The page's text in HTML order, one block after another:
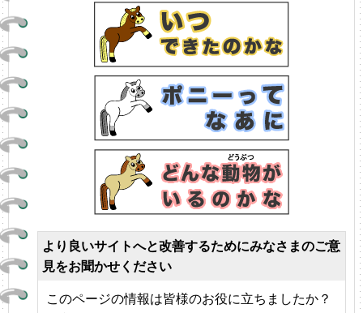
より良いサイトへと改善するためにみなさまのご意
見をお聞かせください
このページの情報は皆様のお役に立ちましたか？